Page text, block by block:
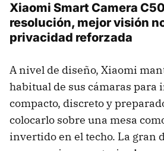
Xiaomi Smart Camera
resolución, mejor visión
privacidad reforzada
A nivel de diseño, Xiaomi
habitual de sus cámaras
compacto, discreto y
colocarlo sobre una mesa
invertido en el techo. La gran